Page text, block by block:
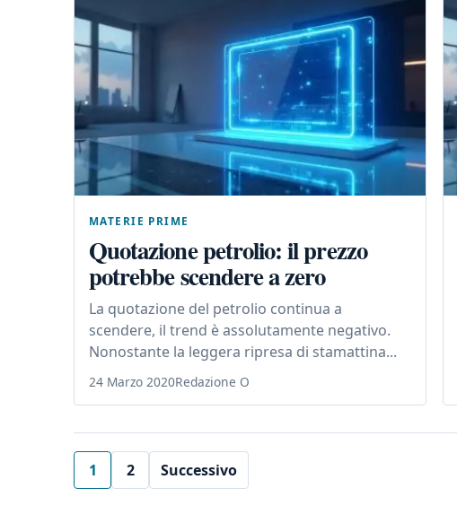
MATERIE PRIME
Quotazione petrolio: il prezzo
potrebbe scendere a zero
La quotazione del petrolio continua a
scendere, il trend è assolutamente negativo.
Nonostante la leggera ripresa di stamattina...
24 Marzo 2020Redazione O
1 2 Successivo